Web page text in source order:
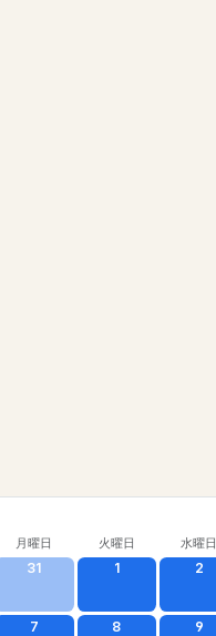
月曜日 火曜日 水曜日
31 1 2
7 8 9